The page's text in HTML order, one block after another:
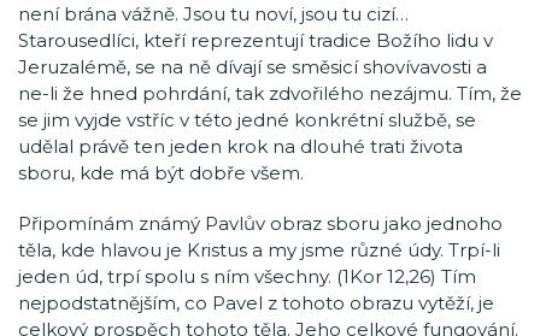
není brána vážně. Jsou tu noví, jsou tu cizí…
Starousedlíci, kteří reprezentují tradice Božího lidu v
Jeruzalémě, se na ně dívají se směsicí shovívavosti a
ne-li že hned pohrdání, tak zdvořilého nezájmu. Tím, že
se jim vyjde vstříc v této jedné konkrétní službě, se
udělal právě ten jeden krok na dlouhé trati života
sboru, kde má být dobře všem.
Připomínám známý Pavlův obraz sboru jako jednoho
těla, kde hlavou je Kristus a my jsme různé údy. Trpí-li
jeden úd, trpí spolu s ním všechny. (1Kor 12,26) Tím
nejpodstatnějším, co Pavel z tohoto obrazu vytěží, je
celkový prospěch tohoto těla. Jeho celkové fungování.